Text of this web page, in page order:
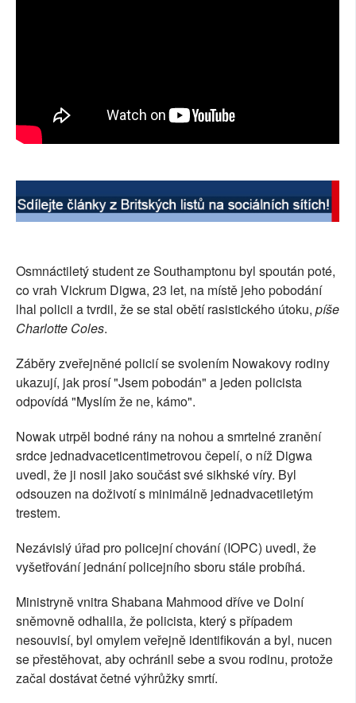
Osmnáctiletý student ze Southamptonu byl spoután poté,
co vrah Vickrum Digwa, 23 let, na místě jeho pobodání
lhal policii a tvrdil, že se stal obětí rasistického útoku, píše
Charlotte Coles.
Záběry zveřejněné policií se svolením Nowakovy rodiny
ukazují, jak prosí "Jsem pobodán" a jeden policista
odpovídá "Myslím že ne, kámo".
Nowak utrpěl bodné rány na nohou a smrtelné zranění
srdce jednadvaceticentimetrovou čepelí, o níž Digwa
uvedl, že ji nosil jako součást své sikhské víry. Byl
odsouzen na doživotí s minimálně jednadvacetiletým
trestem.
Nezávislý úřad pro policejní chování (IOPC) uvedl, že
vyšetřování jednání policejního sboru stále probíhá.
Ministryně vnitra Shabana Mahmood dříve ve Dolní
sněmovně odhalila, že policista, který s případem
nesouvisí, byl omylem veřejně identifikován a byl, nucen
se přestěhovat, aby ochránil sebe a svou rodinu, protože
začal dostávat četné výhrůžky smrtí.